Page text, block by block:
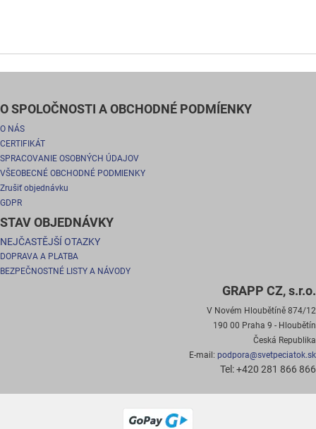
O SPOLOČNOSTI A OBCHODNÉ PODMÍENKY
O NÁS
CERTIFIKÁT
SPRACOVANIE OSOBNÝCH ÚDAJOV
VŠEOBECNÉ OBCHODNÉ PODMIENKY
Zrušiť objednávku
GDPR
STAV OBJEDNÁVKY
NEJČASTĚJŠÍ OTAZKY
DOPRAVA A PLATBA
BEZPEČNOSTNÉ LISTY A NÁVODY
GRAPP CZ, s.r.o.
V Novém Hloubětíně 874/12
190 00 Praha 9 - Hloubětín
Česká Republika
E-mail: podpora@svetpeciatok.sk
Tel: +420 281 866 866